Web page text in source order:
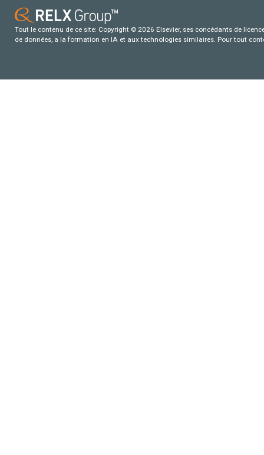
Tout le contenu de ce site: Copyright © 2026 Elsevier, ses concédants de
de données, a la formation en IA et aux technologies similaires. Pour tout